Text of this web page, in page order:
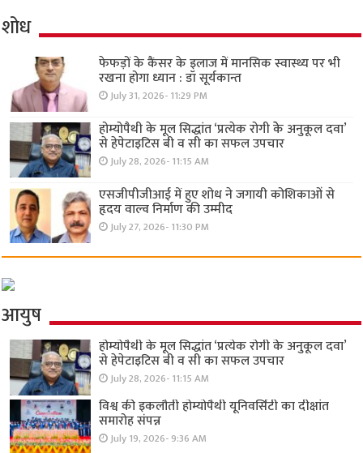
शोध
फेफड़ों के कैंसर के इलाज में मानसिक स्वास्थ्य पर भी
रखना होगा ध्यान : डॉ सूर्यकान्त
July 31, 2026- 11:29 PM
होम्योपैथी के मूल सिद्धांत ‘प्रत्येक रोगी केे अनुकूल दवा’
से हेपेटाइटिस बी व सी का सफल उपचार
July 28, 2026- 11:15 AM
एसजीपीजीआई में हुए शोध ने जगायी कोशिकाओं से
हृदय वाल्व निर्माण की उम्मीद
July 27, 2026- 11:30 PM
आयुष
होम्योपैथी के मूल सिद्धांत ‘प्रत्येक रोगी केे अनुकूल दवा’
से हेपेटाइटिस बी व सी का सफल उपचार
July 28, 2026- 11:15 AM
विश्व की इकलौती होम्योपैथी यूनिवर्सिटी का दीक्षांत
समारोह संपन्न
July 19, 2026- 9:36 AM